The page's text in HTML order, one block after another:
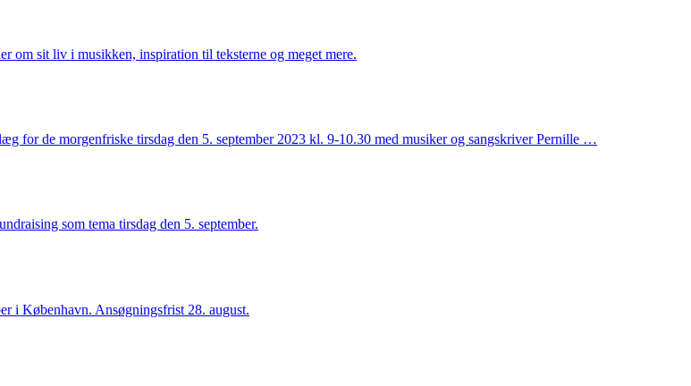
om sit liv i musikken, inspiration til teksterne og meget mere.
for de morgenfriske tirsdag den 5. september 2023 kl. 9-10.30 med musiker og sangskriver Pernille …
som tema tirsdag den 5. september.
i København. Ansøgningsfrist 28. august.